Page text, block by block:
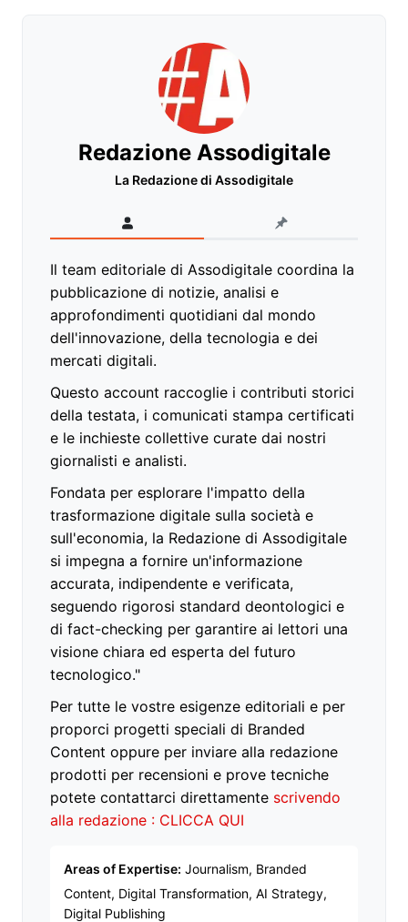
Redazione Assodigitale
La Redazione di Assodigitale
Il team editoriale di Assodigitale coordina la
pubblicazione di notizie, analisi e
approfondimenti quotidiani dal mondo
dell'innovazione, della tecnologia e dei
mercati digitali.
Questo account raccoglie i contributi storici
della testata, i comunicati stampa certificati
e le inchieste collettive curate dai nostri
giornalisti e analisti.
Fondata per esplorare l'impatto della
trasformazione digitale sulla società e
sull'economia, la Redazione di Assodigitale
si impegna a fornire un'informazione
accurata, indipendente e verificata,
seguendo rigorosi standard deontologici e
di fact-checking per garantire ai lettori una
visione chiara ed esperta del futuro
tecnologico."
Per tutte le vostre esigenze editoriali e per
proporci progetti speciali di Branded
Content oppure per inviare alla redazione
prodotti per recensioni e prove tecniche
potete contattarci direttamente scrivendo
alla redazione : CLICCA QUI
Areas of Expertise: Journalism, Branded
Content, Digital Transformation, AI Strategy,
Digital Publishing